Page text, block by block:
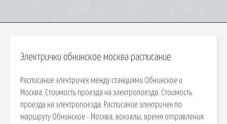
Электрички обнинское москва расписание
Расписание электричек между станциями Обнинское и
Москва. Стоимость проезда на электропоезда. Стоимость
проезда на электропоезда. Расписание электричек по
маршруту Обнинское - Москва, вокзалы, время отправления